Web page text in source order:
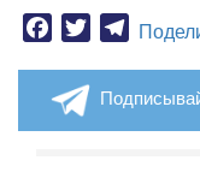
Facebook
Twitter